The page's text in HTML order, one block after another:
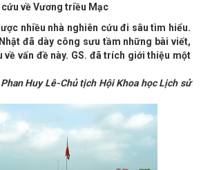
về Vương triều Mạc
nhiều nhà nghiên cứu đi sâu tìm hiểu.
đã dày công sưu tầm những bài viết,
vấn đề này. GS. đã trích giới thiệu một
Huy Lê-Chủ tịch Hội Khoa học Lịch sử